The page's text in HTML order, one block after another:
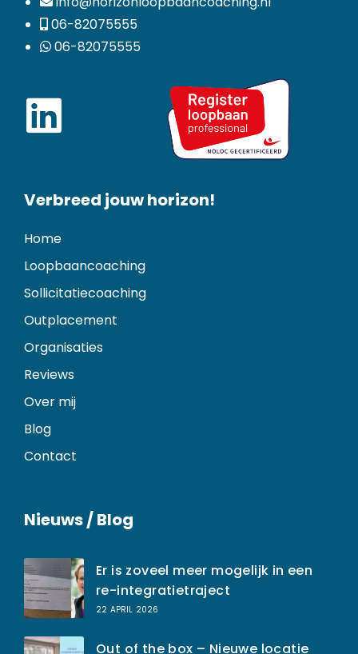
06-82075555
06-82075555
Verbreed jouw horizon!
Home
Loopbaancoaching
Sollicitatiecoaching
Outplacement
Organisaties
Reviews
Over mij
Blog
Contact
Nieuws / Blog
Er is zoveel meer mogelijk in een
re-integratietraject
22 APRIL 2026
Out of the box – Nieuwe locatie